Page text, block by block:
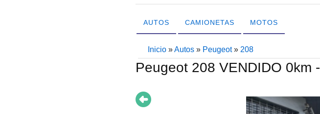
AUTOS CAMIONETAS MOTOS
Inicio »Autos » Peugeot» 208
Peugeot 208 VENDIDO 0km -